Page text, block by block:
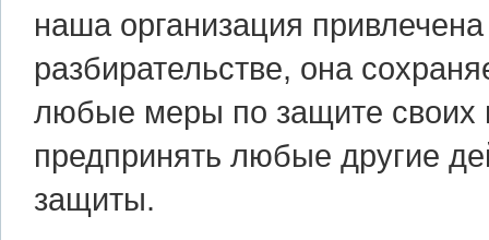
наша организация
разбирательстве, она
любые меры по защите своих
предпринять любые другие
защиты.